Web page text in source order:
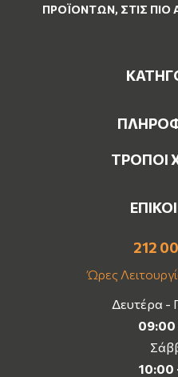
ΠΡΟΪΌΝΤΩΝ, ΣΤΙΣ ΠΙΟ
ΤΡΟΠΟΙ
212
Ώρες
Δευτέρα -
09:00
10:00